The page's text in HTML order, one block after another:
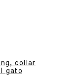
collar
gato